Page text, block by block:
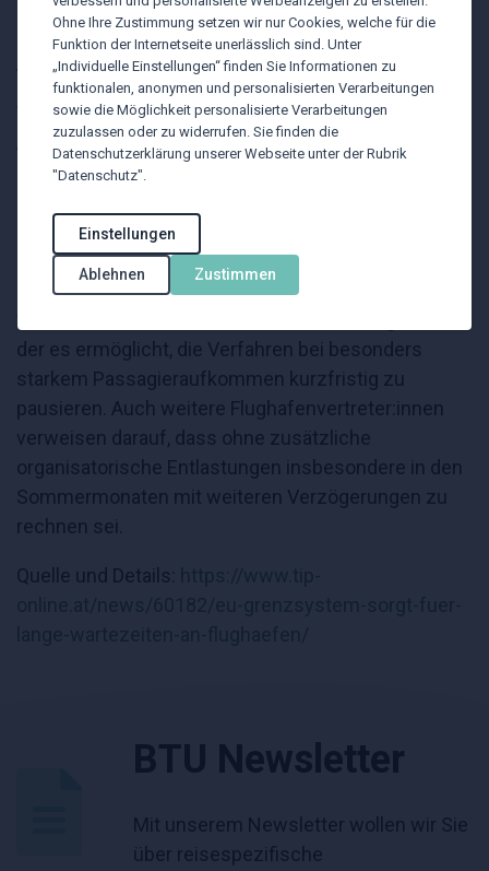
abgeglichen werden.
Aussetzung in der Sommerzeit
Vor dem Hintergrund der verlängerten
Abfertigungszeiten fordern europäische Flughäfen
und Branchenverbände zusätzliche Maßnahmen für
spricht sich dafür aus, die neuen Kontrollen in den
Sommermonaten zumindest zeitweise aussetzen
oder flexibel anpassen zu können, um Engpässe zu
der es ermöglicht, die Verfahren bei besonders
starkem Passagieraufkommen kurzfristig zu
pausieren. Auch weitere Flughafenvertreter:innen
verweisen darauf, dass ohne zusätzliche
organisatorische Entlastungen insbesondere in den
Sommermonaten mit weiteren Verzögerungen zu
rechnen sei.
Quelle und Details:
BTU Newsletter
Mit unserem Newsletter wollen wir Sie
über reisespezifische
Ohne Ihre Zustimmung setzen wir nur Cookies, welche für die
Funktion der Internetseite unerlässlich sind. Unter
„Individuelle Einstellungen“ finden Sie Informationen zu
funktionalen, anonymen und personalisierten Verarbeitungen
sowie die Möglichkeit personalisierte Verarbeitungen
zuzulassen oder zu widerrufen. Sie finden die
Datenschutzerklärung unserer Webseite unter der Rubrik
"Datenschutz".
Einstellungen
Ablehnen Zustimmen